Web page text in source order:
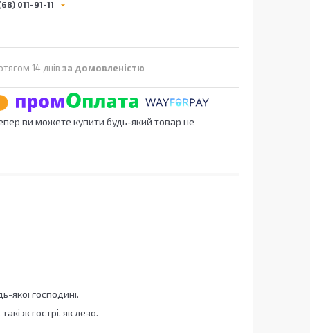
011-91-11
14 днів за домовленістю
ви можете купити будь-який товар не
якої господині.
ж гострі, як лезо.